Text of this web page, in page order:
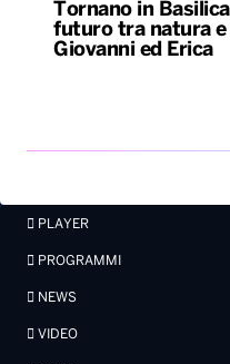
Tornano in
futuro tra natura e
Giovanni ed Erica
PLAYER
PROGRAMMI
NEWS
VIDEO